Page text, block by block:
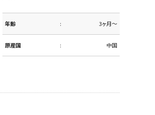
年齢 3ヶ月～
原産国 中国